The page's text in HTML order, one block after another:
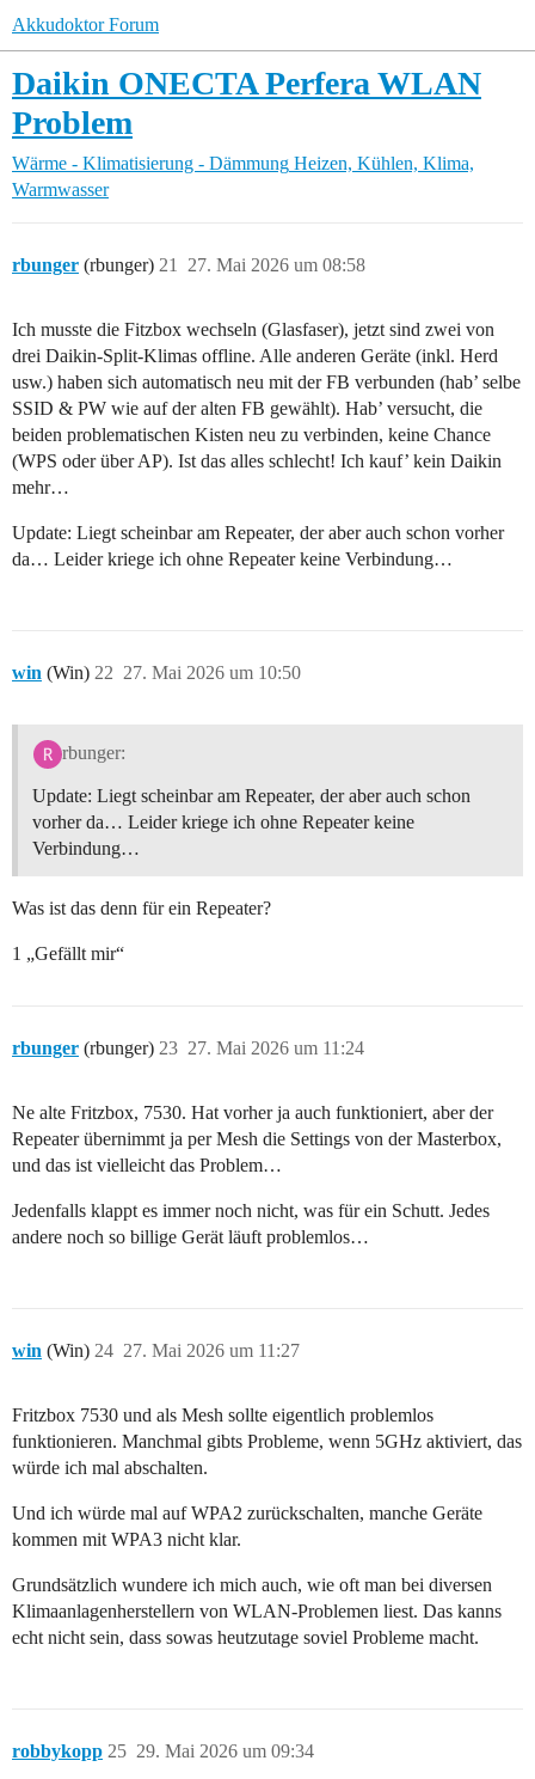
Akkudoktor Forum
Daikin ONECTA Perfera WLAN
Problem
Wärme - Klimatisierung - Dämmung Heizen, Kühlen, Klima,
Warmwasser
rbunger (rbunger) 27. Mai 2026 um 08:58
21
Ich musste die Fitzbox wechseln (Glasfaser), jetzt sind zwei von
drei Daikin-Split-Klimas offline. Alle anderen Geräte (inkl. Herd
usw.) haben sich automatisch neu mit der FB verbunden (hab’ selbe
SSID & PW wie auf der alten FB gewählt). Hab’ versucht, die
beiden problematischen Kisten neu zu verbinden, keine Chance
(WPS oder über AP). Ist das alles schlecht! Ich kauf’ kein Daikin
mehr…
Update: Liegt scheinbar am Repeater, der aber auch schon vorher
da… Leider kriege ich ohne Repeater keine Verbindung…
win (Win) 27. Mai 2026 um 10:50
22
rbunger:
Update: Liegt scheinbar am Repeater, der aber auch schon
vorher da… Leider kriege ich ohne Repeater keine
Verbindung…
Was ist das denn für ein Repeater?
1 „Gefällt mir“
rbunger (rbunger) 27. Mai 2026 um 11:24
23
Ne alte Fritzbox, 7530. Hat vorher ja auch funktioniert, aber der
Repeater übernimmt ja per Mesh die Settings von der Masterbox,
und das ist vielleicht das Problem…
Jedenfalls klappt es immer noch nicht, was für ein Schutt. Jedes
andere noch so billige Gerät läuft problemlos…
win (Win) 27. Mai 2026 um 11:27
24
Fritzbox 7530 und als Mesh sollte eigentlich problemlos
funktionieren. Manchmal gibts Probleme, wenn 5GHz aktiviert, das
würde ich mal abschalten.
Und ich würde mal auf WPA2 zurückschalten, manche Geräte
kommen mit WPA3 nicht klar.
Grundsätzlich wundere ich mich auch, wie oft man bei diversen
Klimaanlagenherstellern von WLAN-Problemen liest. Das kanns
echt nicht sein, dass sowas heutzutage soviel Probleme macht.
robbykopp 29. Mai 2026 um 09:34
25